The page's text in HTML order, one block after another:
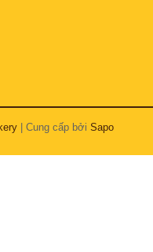
| Cung cấp bởi Sapo